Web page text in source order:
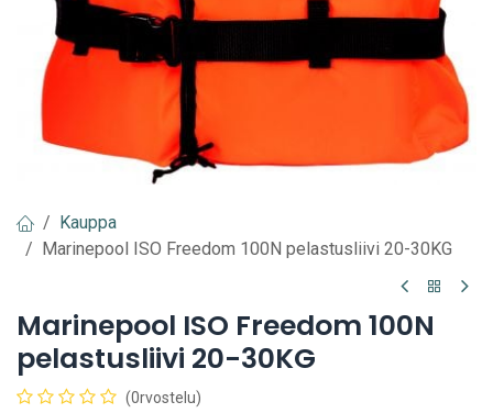
Kauppa
Marinepool ISO Freedom 100N pelastusliivi 20-30KG
Marinepool ISO Freedom 100N
pelastusliivi 20-30KG
(0rvostelu)